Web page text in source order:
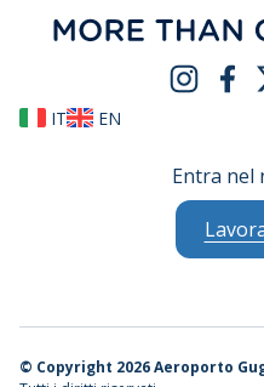
IT EN
Entra nel
© Copyright 2026 Aeroporto